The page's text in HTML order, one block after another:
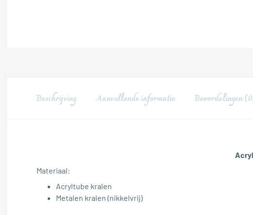
Beschrijving Aanvullende informatie Beoordelingen
Materiaal:
Acryltube kralen
Metalen kralen (nikkelvrij)